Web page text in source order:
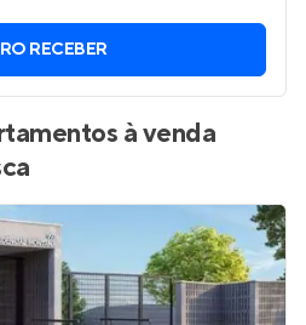
RECEBER
à venda